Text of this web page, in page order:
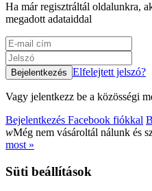
Ha már regisztráltál oldalunkra,
megadott adataiddal
Elfelejtett jelszó?
Vagy jelentkezz be a közösségi
Bejelentkezés Facebook fiókkal
wMég nem vásároltál nálunk és
most »
Süti beállítások